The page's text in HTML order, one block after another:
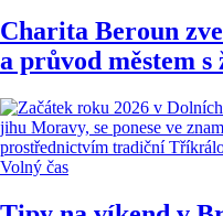
Charita Beroun
a průvod městem
Volný čas